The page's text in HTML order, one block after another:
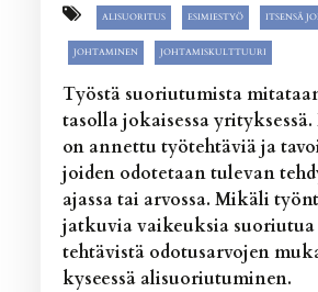
ALISUORITUS ESIMIESTYÖ ITSENSÄ
JOHTAMINEN JOHTAMISKULTTUURI
Työstä suoriutumista
tasolla jokaisessa
on annettu työtehtäviä ja
joiden odotetaan tulevan
ajassa tai arvossa. Mikäli
jatkuvia vaikeuksia
tehtävistä odotusarvojen
kyseessä alisuoriutuminen.